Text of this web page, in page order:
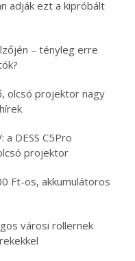
adják ezt a kipróbált
– tényleg erre
olcsó projektor nagy
a DESS C5Pro
projektor
Ft-os, akkumulátoros
városi rollernek